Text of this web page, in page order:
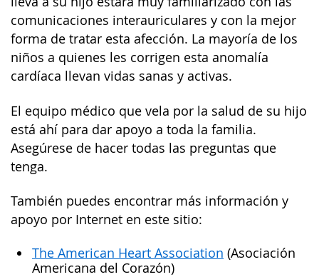
comunicaciones interauriculares y con la mejor
forma de tratar esta afección. La mayoría de los
niños a quienes les corrigen esta anomalía
cardíaca llevan vidas sanas y activas.
El equipo médico que vela por la salud de su hijo
está ahí para dar apoyo a toda la familia.
Asegúrese de hacer todas las preguntas que
tenga.
También puedes encontrar más información y
apoyo por Internet en este sitio:
The American Heart Association (Asociación
Americana del Corazón)